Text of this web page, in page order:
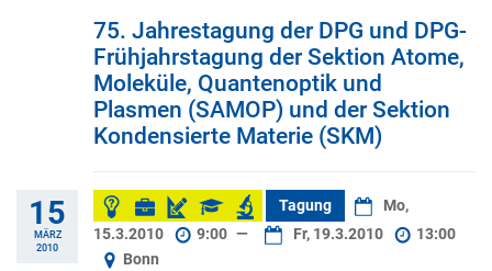
75. Jahrestagung der DPG und DPG-
Frühjahrstagung der Sektion Atome,
Moleküle, Quantenoptik und
Plasmen (SAMOP) und der Sektion
Kondensierte Materie (SKM)
15
MÄRZ
2010
Tagung
Mo,
15.3.2010
9:00 — Fr, 19.3.2010
13:00
Bonn